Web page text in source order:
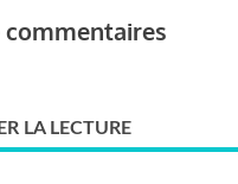
commentaires
LA LECTURE